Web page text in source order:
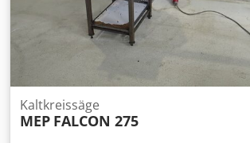
Kaltkreissäge
MEP FALCON 275